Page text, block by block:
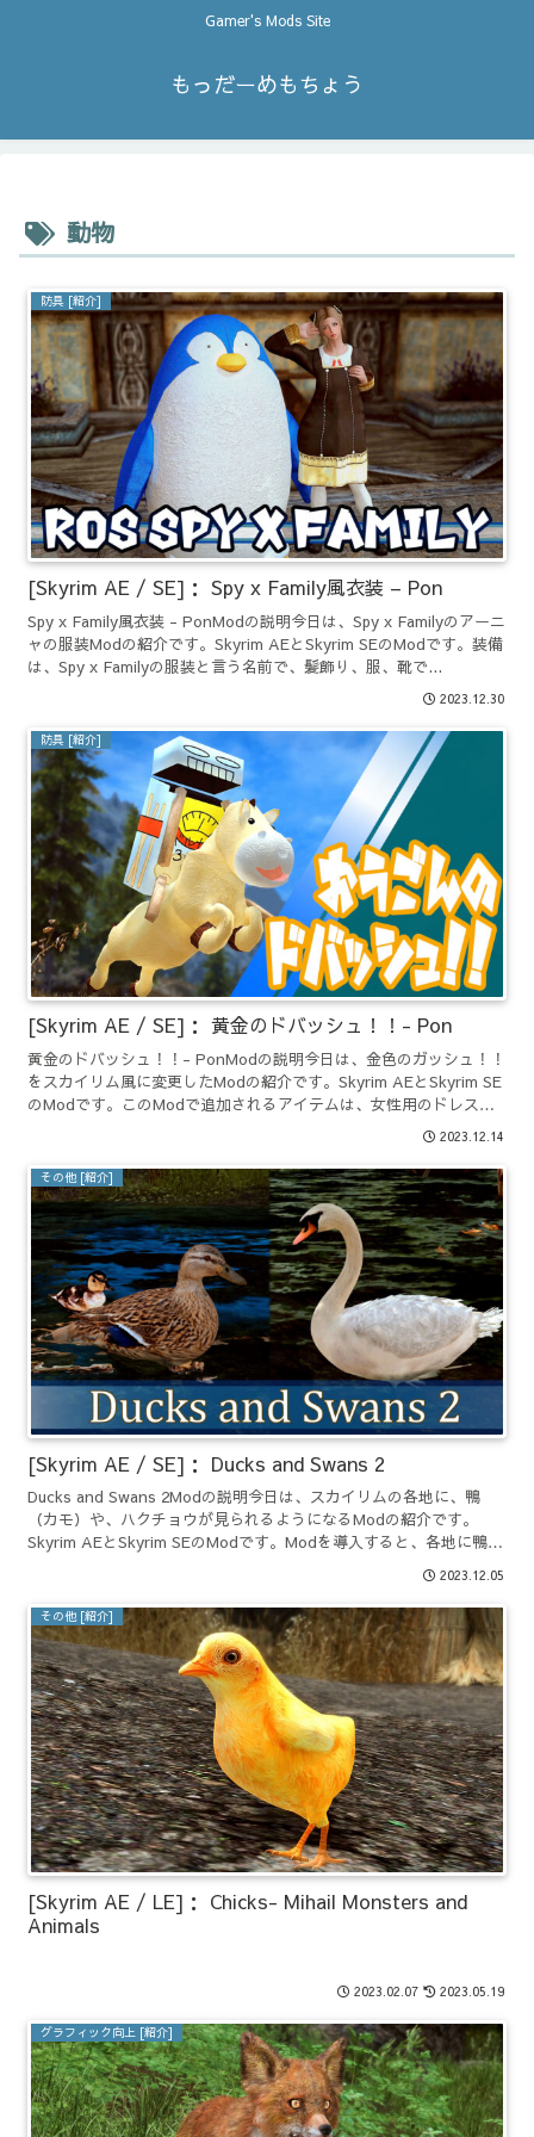
Gamer's Mods Site
もっだーめもちょう
動物
防具 [紹介]
[Skyrim AE / SE]： Spy x Family風衣装 – Pon
Spy x Family風衣装 - PonModの説明今日は、Spy x Familyのアーニ
ャの服装Modの紹介です。Skyrim AEとSkyrim SEのModです。装備
は、Spy x Familyの服装と言う名前で、髪飾り、服、靴で...
2023.12.30
防具 [紹介]
[Skyrim AE / SE]： 黄金のドバッシュ！！- Pon
黄金のドバッシュ！！- PonModの説明今日は、金色のガッシュ！！
をスカイリム風に変更したModの紹介です。Skyrim AEとSkyrim SE
のModです。このModで追加されるアイテムは、女性用のドレス
2023.12.14
その他 [紹介]
[Skyrim AE / SE]： Ducks and Swans 2
Ducks and Swans 2Modの説明今日は、スカイリムの各地に、鴨
（カモ）や、ハクチョウが見られるようになるModの紹介です。
Skyrim AEとSkyrim SEのModです。Modを導入すると、各地に鴨と
2023.12.05
その他 [紹介]
[Skyrim AE / LE]： Chicks- Mihail Monsters and
Animals
2023.02.07 2023.05.19
グラフィック向上 [紹介]